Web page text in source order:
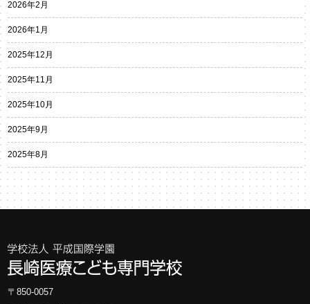
2026年2月
2026年1月
2025年12月
2025年11月
2025年10月
2025年9月
2025年8月
〒850-0057